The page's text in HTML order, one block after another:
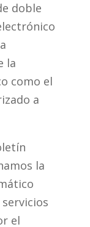
doble
la
como el
a
la
el